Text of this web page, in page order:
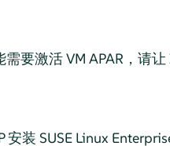
要激活 VM APAR，请让
安装 SUSE Linux